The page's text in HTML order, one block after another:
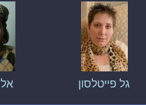
גל פייטלסון